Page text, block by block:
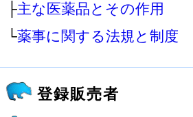
├主な医薬品とその作用
└薬事に関する法規と制度
登録販売者